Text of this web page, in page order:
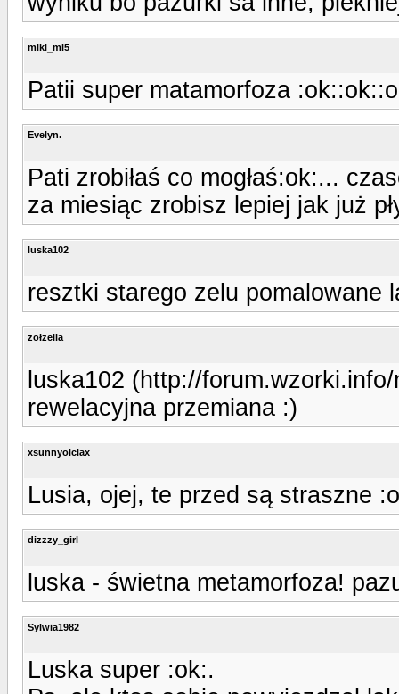
miki_mi5
Patii super matamorfoza
Evelyn.
Pati zrobiłaś co mogłaś:ok:...
za miesiąc zrobisz lepiej jak już
luska102
resztki starego zelu pomalowane
zołzella
luska102 (http://
rewelacyjna przemiana :)
xsunnyolciax
Lusia, ojej, te przed są straszne
dizzzy_girl
luska - świetna metamorfoza!
Sylwia1982
Luska super :ok:.